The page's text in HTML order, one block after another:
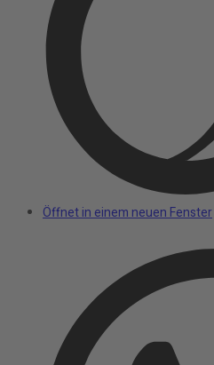
Öffnet in einem neuen Fenster